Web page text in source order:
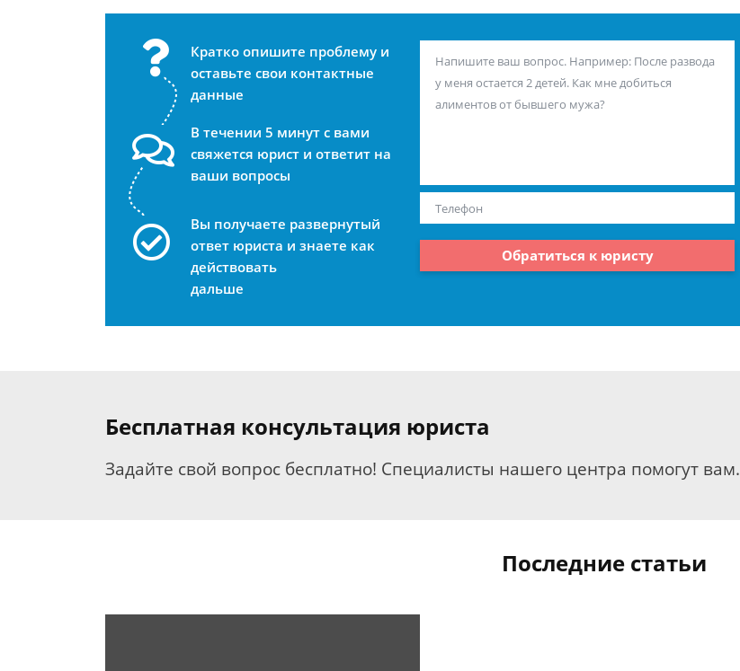
Кратко опишите проблему и
оставьте свои контактные
данные
В течении 5 минут с вами
свяжется юрист и ответит на
ваши вопросы
Вы получаете развернутый
ответ юриста и знаете как
действовать
дальше
Обратиться к юристу
Бесплатная консультация юриста
Задайте свой вопрос бесплатно! Специалисты нашего центра помогут вам.
Последние статьи